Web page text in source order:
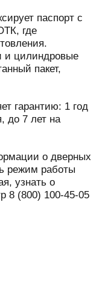
паспорт с
где
и цилиндровые
пакет,
гарантию: 1 год
до 7 лет на
о дверных
режим работы
узнать о
8 (800) 100-45-05